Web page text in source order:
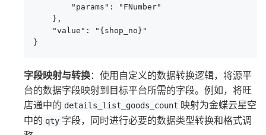
        "params": "FNumber"
    },
    "value": "{shop_no}"
}
字段映射与转换：使用自定义的数据转换逻辑，将源平
台的数据字段映射到目标平台所需的字段。例如，将旺
店通中的 details_list_goods_count 映射为金蝶云星空
中的 qty 字段，同时进行必要的数据类型转换和格式调